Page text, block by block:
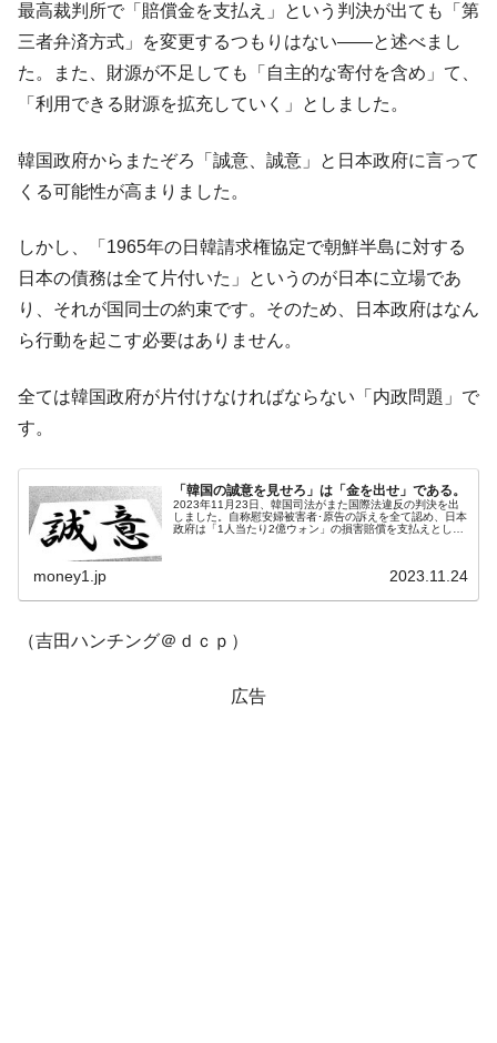
Fact1 奇跡の毛色「白毛馬」とは？
Fact1
全て勝つといくら？ 競馬GI競走で勝利騎手がもら
える賞金とは？
Fact1 平成仮面ライダーの意外すぎるモチーフとは？
Fact1
発表から2日で大崩壊、鳴かず飛ばずに終わりそう
だった選手とは？
Fact1
甲子園通算本塁打、最多の清原に次いで多く打っ
ている意外な選手とは？
Fact1 セレクトセールの高額取引馬が稼いだ金額とは？
最高裁判所で「賠償金を支払え」という判決が出ても「第
三者弁済方式」を変更するつもりはない――と述べまし
た。また、財源が不足しても「自主的な寄付を含め」て、
「利用できる財源を拡充していく」としました。
韓国政府からまたぞろ「誠意、誠意」と日本政府に言って
くる可能性が高まりました。
しかし、「1965年の日韓請求権協定で朝鮮半島に対する
日本の債務は全て片付いた」というのが日本に立場であ
り、それが国同士の約束です。そのため、日本政府はなん
ら行動を起こす必要はありません。
全ては韓国政府が片付けなければならない「内政問題」で
す。
「韓国の誠意を見せろ」は「金を出せ」である。
2023年11月23日、韓国司法がまた国際法違反の判決を出
しました。自称慰安婦被害者･原告の訴えを全て認め、日本
政府は「1人当たり2億ウォン」の損害賠償を支払えとした
money1.jp 2023.11.24
（吉田ハンチング＠ｄｃｐ）
広告